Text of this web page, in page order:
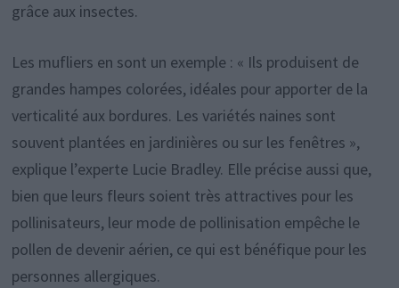
grâce aux insectes.
Les mufliers en sont un exemple : « Ils produisent de
grandes hampes colorées, idéales pour apporter de la
verticalité aux bordures. Les variétés naines sont
souvent plantées en jardinières ou sur les fenêtres »,
explique l’experte Lucie Bradley. Elle précise aussi que,
bien que leurs fleurs soient très attractives pour les
pollinisateurs, leur mode de pollinisation empêche le
pollen de devenir aérien, ce qui est bénéfique pour les
personnes allergiques.